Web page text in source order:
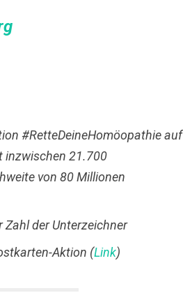
#RetteDeineHomöopathie auf
inzwischen 21.700
von 80 Millionen
Zahl der Unterzeichner
Aktion (Link)